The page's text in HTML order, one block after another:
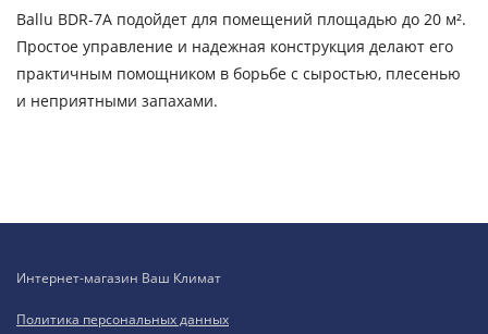
Ballu BDR-7A подойдет для помещений площадью до 20 м².
Простое управление и надежная конструкция делают его
практичным помощником в борьбе с сыростью, плесенью
и неприятными запахами.
Интернет-магазин Ваш Климат
Политика персональных данных